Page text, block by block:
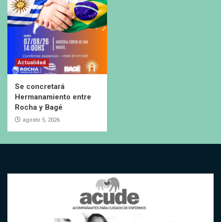
Actualidad
Se concretará
Hermanamiento entre
Rocha y Bagé
agosto 5, 2026